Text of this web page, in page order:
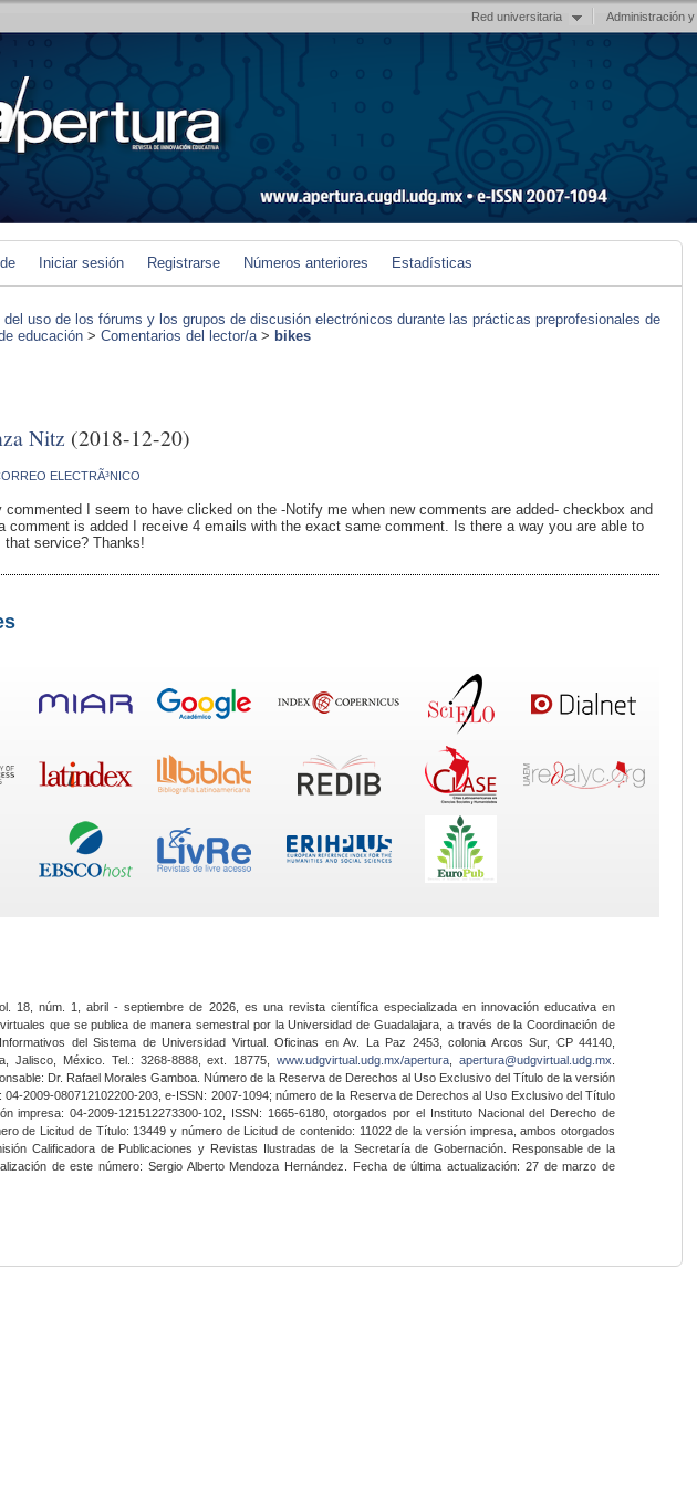
Red universitaria Administración
Iniciar sesión Registrarse Números anteriores Estadísticas
del uso de los fórums y los grupos de discusión electrónicos durante las prácticas preprofesionales de
educación > Comentarios del lector/a> bikes
Nitz (2018-12-20)
ELECTRÃ³NICO
commented I seem to have clicked on the -Notify me when new comments are added- checkbox and
comment is added I receive 4 emails with the exact same comment. Is there a way you are able to
that service? Thanks!
18, núm. 1, abril - septiembre de 2026, es una revista científica especializada en innovación educativa en
que se publica de manera semestral por la Universidad de Guadalajara, a través de la Coordinación de
del Sistema de Universidad Virtual. Oficinas en Av. La Paz 2453, colonia Arcos Sur, CP 44140,
Jalisco, México. Tel.: 3268-8888, ext. 18775,www.udgvirtual.udg.mx/apertura apertura@udgvirtual.udg.mx
Dr. Rafael Morales Gamboa. Número de la Reserva de Derechos al Uso Exclusivo del Título de la versión
04-2009-080712102200-203, e-ISSN: 2007-1094; número de la Reserva de Derechos al Uso Exclusivo del Título
impresa: 04-2009-121512273300-102, ISSN: 1665-6180, otorgados por el Instituto Nacional del Derecho de
de Licitud de Título: 13449 y número de Licitud de contenido: 11022 de la versión impresa, ambos otorgados
Calificadora de Publicaciones y Revistas Ilustradas de la Secretaría de Gobernación. Responsable de la
de este número: Sergio Alberto Mendoza Hernández. Fecha de última actualización: 27 de marzo de